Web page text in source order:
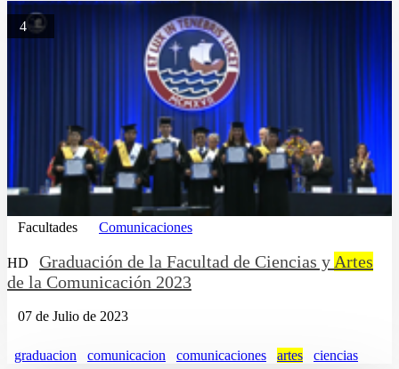
4
Facultades Comunicaciones
HD Graduación de la Facultad de Ciencias y Artes
de la Comunicación 2023
07 de Julio de 2023
graduacion comunicacion comunicaciones artes ciencias